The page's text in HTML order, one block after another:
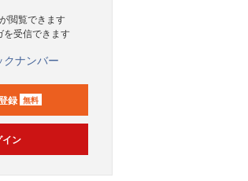
閲覧できます
を受信できます
クナンバー
録 無料
イン